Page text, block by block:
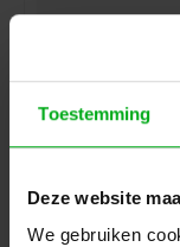
Toestemming
Deze website
We gebruiken
JB-Lighting | P9
| CRI ≥70
Levertijd op